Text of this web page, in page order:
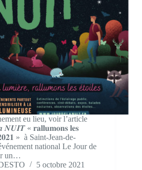
eu lieu, voir l’article
« 𝐫𝐚𝐥𝐥𝐮𝐦𝐨𝐧𝐬 𝐥𝐞𝐬
𝟐𝟎𝟐𝟏 » à Saint-Jean-de-
national Le Jour de
un…
5 octobre 2021